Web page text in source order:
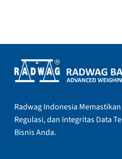
Radwag Indonesia
Regulasi, dan Integritas Data
Bisnis Anda.